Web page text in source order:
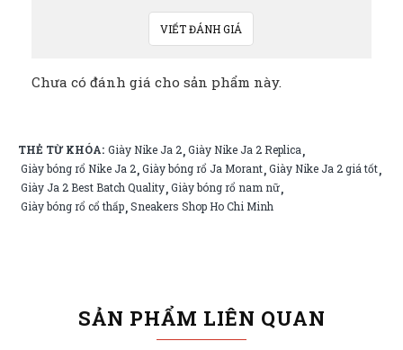
VIẾT ĐÁNH GIÁ
Chưa có đánh giá cho sản phẩm này.
THẺ TỪ KHÓA: Giày Nike Ja 2,Giày Nike Ja 2 Replica,
Giày bóng rổ Nike Ja 2,Giày bóng rổ Ja Morant,Giày Nike Ja 2 giá tốt,
Giày Ja 2 Best Batch Quality,Giày bóng rổ nam nữ,
Giày bóng rổ cổ thấp,Sneakers Shop Ho Chi Minh
SẢN PHẨM LIÊN QUAN